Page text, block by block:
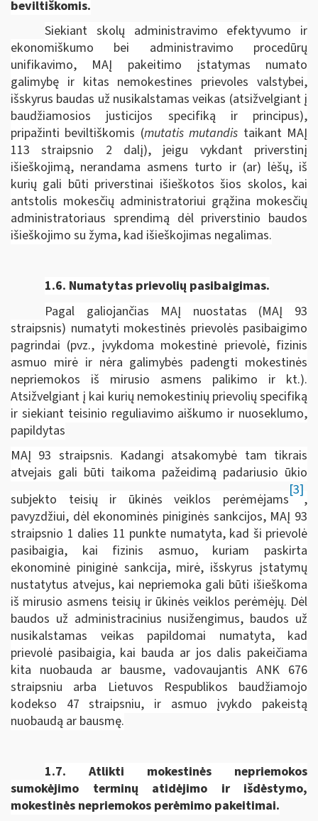
beviltiškomis.
Siekiant skolų administravimo efektyvumo ir
ekonomiškumo bei administravimo procedūrų
unifikavimo, MAĮ pakeitimo įstatymas numato
galimybę ir kitas nemokestines prievoles valstybei,
išskyrus baudas už nusikalstamas veikas (atsižvelgiant į
baudžiamosios justicijos specifiką ir principus),
pripažinti beviltiškomis (mutatis mutandis taikant MAĮ
113 straipsnio 2 dalį), jeigu vykdant priverstinį
išieškojimą, nerandama asmens turto ir (ar) lėšų, iš
kurių gali būti priverstinai išieškotos šios skolos, kai
antstolis mokesčių administratoriui grąžina mokesčių
administratoriaus sprendimą dėl priverstinio baudos
išieškojimo su žyma, kad išieškojimas negalimas.
1.6. Numatytas prievolių pasibaigimas.
Pagal galiojančias MAĮ nuostatas (MAĮ 93
straipsnis) numatyti mokestinės prievolės pasibaigimo
pagrindai (pvz., įvykdoma mokestinė prievolė, fizinis
asmuo mirė ir nėra galimybės padengti mokestinės
nepriemokos iš mirusio asmens palikimo ir kt.).
Atsižvelgiant į kai kurių nemokestinių prievolių specifiką
ir siekiant teisinio reguliavimo aiškumo ir nuoseklumo,
papildytas
MAĮ 93 straipsnis. Kadangi atsakomybė tam tikrais
atvejais gali būti taikoma pažeidimą padariusio ūkio
subjekto teisių ir ūkinės veiklos perėmėjams
[3]
,
pavyzdžiui, dėl ekonominės piniginės sankcijos, MAĮ 93
straipsnio 1 dalies 11 punkte numatyta, kad ši prievolė
pasibaigia, kai fizinis asmuo, kuriam paskirta
ekonominė piniginė sankcija, mirė, išskyrus įstatymų
nustatytus atvejus, kai nepriemoka gali būti išieškoma
iš mirusio asmens teisių ir ūkinės veiklos perėmėjų. Dėl
baudos už administracinius nusižengimus, baudos už
nusikalstamas veikas papildomai numatyta, kad
prievolė pasibaigia, kai bauda ar jos dalis pakeičiama
kita nuobauda ar bausme, vadovaujantis ANK 676
straipsniu arba Lietuvos Respublikos baudžiamojo
kodekso 47 straipsniu, ir asmuo įvykdo pakeistą
nuobaudą ar bausmę.
1.7.
Atlikti mokestinės nepriemokos
sumokėjimo terminų atidėjimo ir išdėstymo,
mokestinės nepriemokos perėmimo pakeitimai.